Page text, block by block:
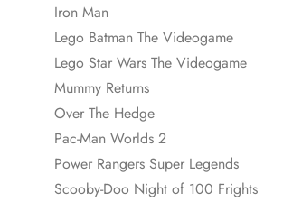
Iron Man
Lego Batman The Videogame
Lego Star Wars The Videogame
Mummy Returns
Over The Hedge
Pac-Man Worlds 2
Power Rangers Super Legends
Scooby-Doo Night of 100 Frights